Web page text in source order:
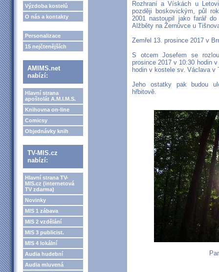
Výzdoba kostelů
O nás a kontakty
Personalizace
15 nejčtenějších
AMIMS.net
nabízí:
Hlavní strana
apoštolát A.M.I.M.S.
Knihovna on-line
Comicsy
Objednávky knih
TV-MIS.cz
nabízí:
Hlavní strana TV-
MIS.cz (internetová
TV zdarma)
Novinky
MIS 1 zábava
MIS 2 vzdělání
MIS 3 publicist.
MIS 4 lokální
Audia hudební
Audia mluvená
Rozhraní a Vískách u
později boskovickým, půl
2001 nastoupil jako farář
Alžběty na Žernůvce u
Zemřel 13. prosince 2017 v
S otcem Josefem se
prosince 2017 v 10:30 hodin
hodin v kostele sv. Václava v
Jeho ostatky pak budou
hřbitově.